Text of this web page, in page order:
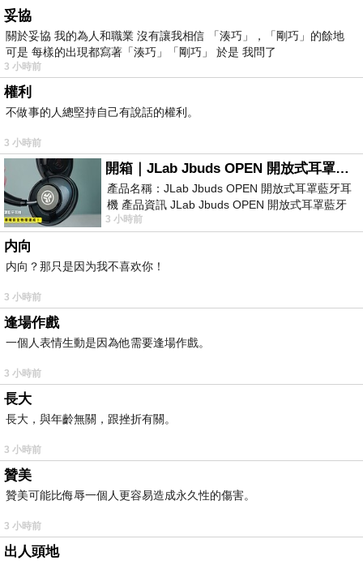
妥協
關於妥協 我的為人和職業 沒有讓我相信 「湊巧」，「剛巧」的餘地
可是 每樣的出現都寫著「湊巧」「剛巧」 於是 我問了
3 小時前
權利
不做事的人總堅持自己有說話的權利。
3 小時前
開箱｜JLab Jbuds OPEN 開放式耳罩藍牙耳機 - 設計美學，輕巧、透氣、環境音全物理達成！
產品名稱：JLab Jbuds OPEN 開放式耳罩藍牙耳
機 產品資訊 JLab Jbuds OPEN 開放式耳罩藍牙
耳機評語：非常有特色，值得喜愛美型工
3 小時前
内向
内向？那只是因为我不喜欢你！
3 小時前
逢場作戲
一個人表情生動是因為他需要逢場作戲。
3 小時前
長大
長大，與年齡無關，跟挫折有關。
3 小時前
贊美
贊美可能比侮辱一個人更容易造成永久性的傷害。
3 小時前
出人頭地